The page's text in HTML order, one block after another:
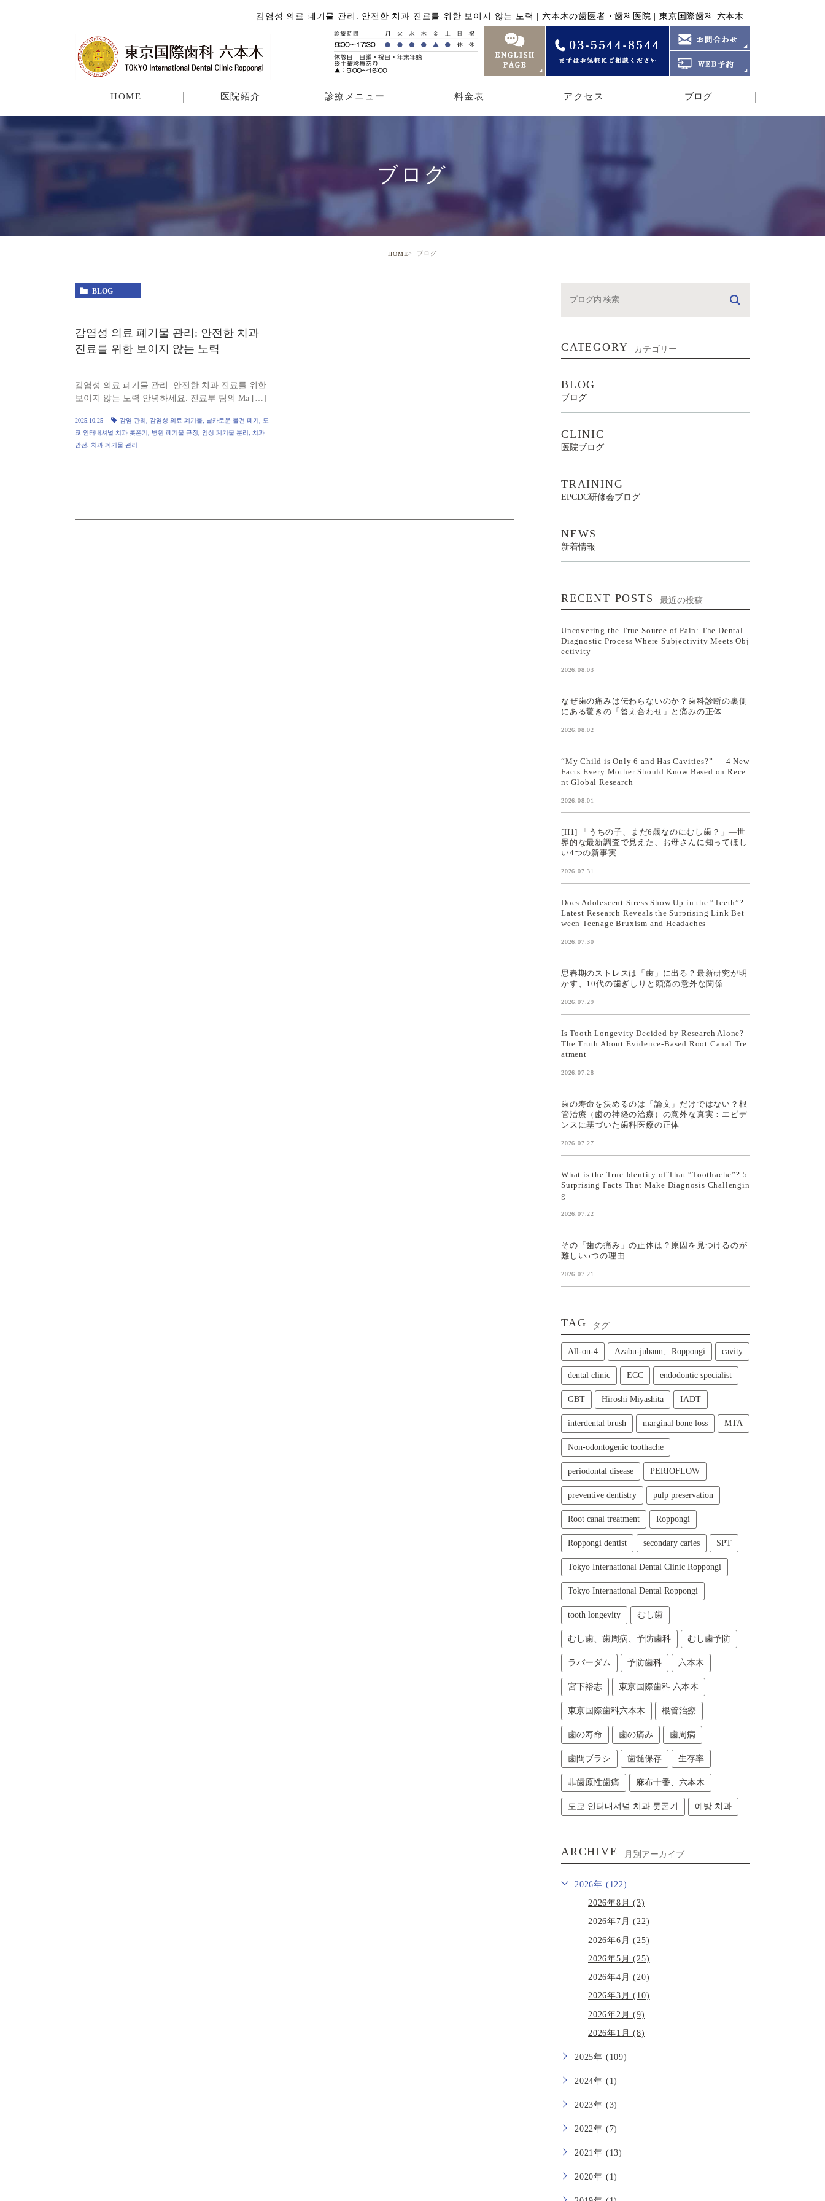
감염성 의료 폐기물 관리: 안전한 치과 진료를 위한 보이지 않는 노력 | 六本木の歯医者・歯科医院 | 東京国際歯科 六本木
HOME 医院紹介 診療メニュー 料金表 アクセス ブログ
ブログ
HOME ブログ
BLOG
감염성 의료 폐기물 관리: 안전한 치과
진료를 위한 보이지 않는 노력
감염성 의료 폐기물 관리: 안전한 치과 진료를 위한
보이지 않는 노력 안녕하세요. 진료부 팀의 Ma […]
2025.10.25 감염 관리 감염성 의료 폐기물 날카로운 물건 폐기
도
쿄 인터내셔널 치과 롯폰기
병원 폐기물 규정 임상 폐기물 분리
치과
안전
치과 폐기물 관리
CATEGORY カテゴリー
BLOG
ブログ
CLINIC
医院ブログ
TRAINING
EPCDC研修会ブログ
NEWS
新着情報
RECENT POSTS 最近の投稿
Uncovering the True Source of Pain: The Dental
Diagnostic Process Where Subjectivity Meets Obj
ectivity
2026.08.03
なぜ歯の痛みは伝わらないのか？歯科診断の裏側
にある驚きの「答え合わせ」と痛みの正体
2026.08.02
“My Child is Only 6 and Has Cavities?” — 4 New
Facts Every Mother Should Know Based on Rece
nt Global Research
2026.08.01
[H1] 「うちの子、まだ6歳なのにむし歯？」—世
界的な最新調査で見えた、お母さんに知ってほし
い4つの新事実
2026.07.31
Does Adolescent Stress Show Up in the “Teeth”?
Latest Research Reveals the Surprising Link Bet
ween Teenage Bruxism and Headaches
2026.07.30
思春期のストレスは「歯」に出る？最新研究が明
かす、10代の歯ぎしりと頭痛の意外な関係
2026.07.29
Is Tooth Longevity Decided by Research Alone?
The Truth About Evidence-Based Root Canal Tre
atment
2026.07.28
歯の寿命を決めるのは「論文」だけではない？根
管治療（歯の神経の治療）の意外な真実：エビデ
ンスに基づいた歯科医療の正体
2026.07.27
What is the True Identity of That “Toothache”? 5
Surprising Facts That Make Diagnosis Challengin
g
2026.07.22
その「歯の痛み」の正体は？原因を見つけるのが
難しい5つの理由
2026.07.21
TAG タグ
All‑on‑4 Azabu-jubann、Roppongi cavity
dental clinic ECC endodontic specialist
GBT Hiroshi Miyashita IADT
interdental brush marginal bone loss MTA
Non-odontogenic toothache
periodontal disease PERIOFLOW
preventive dentistry pulp preservation
Root canal treatment Roppongi
Roppongi dentist secondary caries SPT
Tokyo International Dental Clinic Roppongi
Tokyo International Dental Roppongi
tooth longevity むし歯
むし歯、歯周病、予防歯科 むし歯予防
ラバーダム 予防歯科 六本木
宮下裕志 東京国際歯科 六本木
東京国際歯科六本木 根管治療
歯の寿命 歯の痛み 歯周病
歯間ブラシ 歯髄保存 生存率
非歯原性歯痛 麻布十番、六本木
도쿄 인터내셔널 치과 롯폰기 예방 치과
ARCHIVE 月別アーカイブ
2026年 (122)
2026年8月 (3)
2026年7月 (22)
2026年6月 (25)
2026年5月 (25)
2026年4月 (20)
2026年3月 (10)
2026年2月 (9)
2026年1月 (8)
2025年 (109)
2024年 (1)
2023年 (3)
2022年 (7)
2021年 (13)
2020年 (1)